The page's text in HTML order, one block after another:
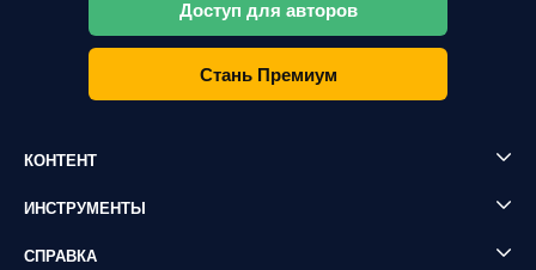
Доступ для авторов
Стань Премиум
КОНТЕНТ
ИНСТРУМЕНТЫ
СПРАВКА